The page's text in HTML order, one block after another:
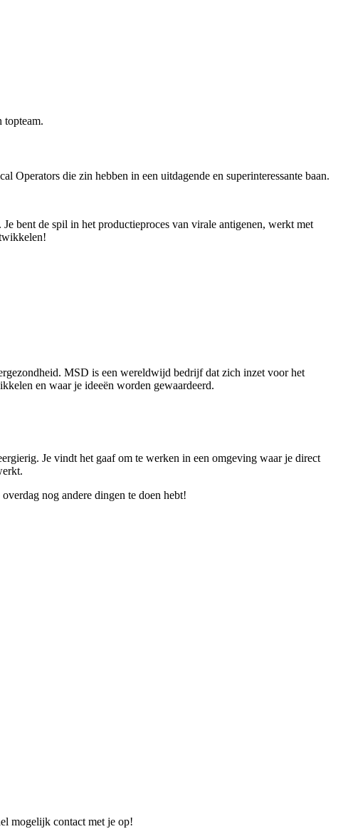
die zin hebben in een uitdagende en superinteressante baan.
bent de spil in het productieproces van virale antigenen, werkt met
MSD is een wereldwijd bedrijf dat zich inzet voor het
en waar je ideeën worden gewaardeerd.
Je vindt het gaaf om te werken in een omgeving waar je direct
nog andere dingen te doen hebt!
mogelijk contact met je op!